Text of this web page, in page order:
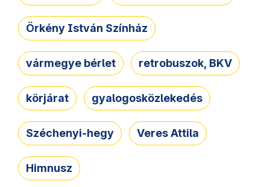
Örkény István Színház
vármegye bérlet retrobuszok, BKV
körjárat gyalogosközlekedés
Széchenyi-hegy Veres Attila
Himnusz